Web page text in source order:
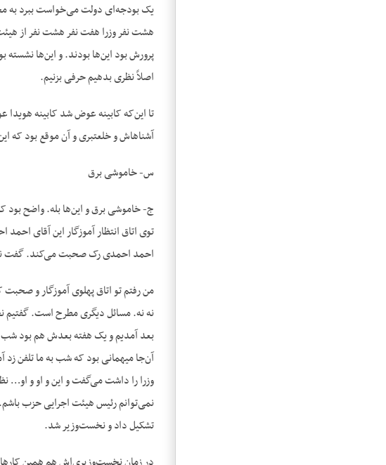
یک بودجه‌ای دولت می‌خواست ببرد به
هشت نفر وزرا هفت نفر هشت نفر از
پرورش بود این‌ها بودند. و این‌ها
اصلاً نظری بدهیم حرفی بزنیم.
تا این‌که کابینه عوض شد کابینه هویدا
آشناهاش و خلعتبری و آن موقع بود که
س- خاموشی برق
ج- خاموشی برق و این‌ها بله. واضح بود
توی اتاق انتظار آموزگار این آقای
احمد احمدی رک صحبت می‌کند. گفت
من رفتم تو اتاق پهلوی آموزگار و
نه نه. مسائل دیگری مطرح است. گفتیم
بعد آمدیم و یک هفته بعدش هم بود شب
آن‌جا میهمانی بود که شب به ما تلفن
وزرا را داشت می‌گفت و این و او و
نمی‌توانم رئیس هیئت اجرایی حزب
تشکیل داد و نخست‌وزیر شد.